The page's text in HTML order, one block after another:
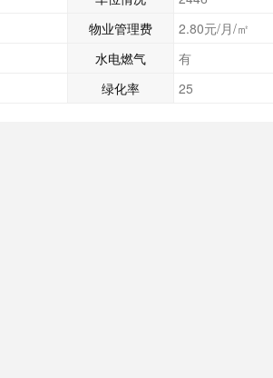
物业管理费
2.80元/月/㎡
水电燃气
有
绿化率 25